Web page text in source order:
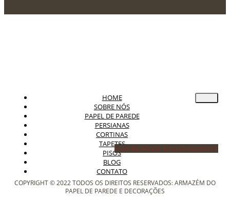
HOME
SOBRE NÓS
PAPEL DE PAREDE
PERSIANAS
CORTINAS
TAPETES
PISOS
BLOG
CONTATO
Icon-facebook Icon-instagram-1
COPYRIGHT © 2022 TODOS OS DIREITOS RESERVADOS: ARMAZÉM DO
PAPEL DE PAREDE E DECORAÇÕES